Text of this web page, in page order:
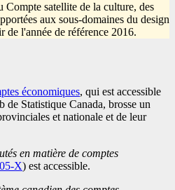
satellite de la culture, des
aux sous-domaines du design
de l'année de référence 2016.
économiques, qui est accessible
de Statistique Canada, brosse un
et nationale et de leur
en matière de comptes
X) est accessible.